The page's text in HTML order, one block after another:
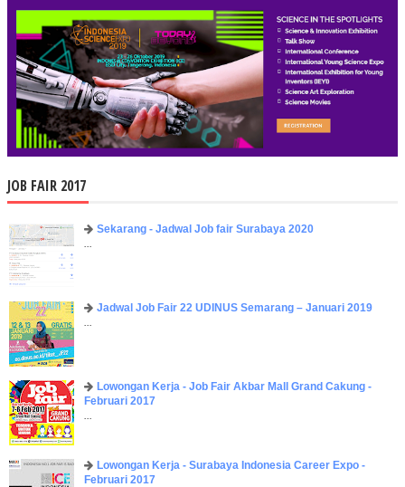
JOB FAIR 2017
Sekarang - Jadwal Job fair Surabaya 2020
Jadwal Job Fair 22 UDINUS Semarang – Januari 2019
Lowongan Kerja - Job Fair ​Akbar ​Mall Grand Cakung -
Februari 2017
Lowongan Kerja - Surabaya Indonesia Career Expo -
Februari 2017